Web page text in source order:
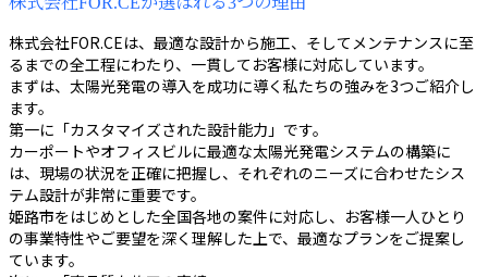
株式会社FOR.CEは、最適な設計から施工、そしてメンテナンスに至
るまでの全工程にわたり、一貫してお客様に対応しています。
まずは、太陽光発電の導入を成功に導く私たちの強みを3つご紹介し
ます。
第一に「カスタマイズされた設計能力」です。
カーポートやオフィスビルに最適な太陽光発電システムの構築に
は、現場の状況を正確に把握し、それぞれのニーズに合わせたシス
テム設計が非常に重要です。
姫路市をはじめとした全国各地の案件に対応し、お客様一人ひとり
の事業特性やご要望を深く理解した上で、最適なプランをご提案し
ています。